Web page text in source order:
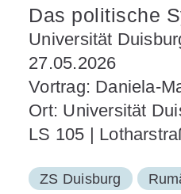
Das politische
Universität
27.05.2026
Vortrag: Daniela-
Ort: Universität
LS 105 |
ZS Duisburg